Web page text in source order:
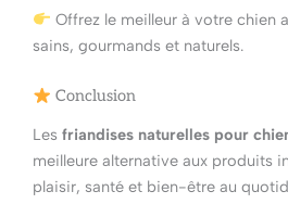
Offrez le meilleur à votre chien
sains, gourmands et naturels.
Conclusion
Les friandises naturelles pour
meilleure alternative aux produits
plaisir, santé et bien-être au